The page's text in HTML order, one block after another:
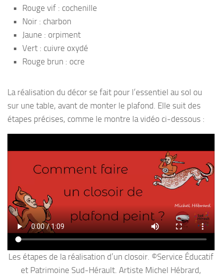
Rouge vif : cochenille
Noir : charbon
Jaune : orpiment
Vert : cuivre oxydé
Rouge brun : ocre
La réalisation du décor se fait pour l’essentiel au sol ou
sur une table, avant de monter le plafond. Elle suit des
étapes précises, comme le montre la vidéo ci-dessous :
Les étapes de la réalisation d’un closoir. ©Service Éducatif
et Patrimoine Sud-Hérault. Artiste Michel Hébrard,